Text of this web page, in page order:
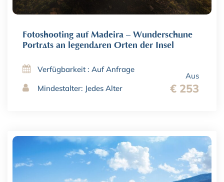
Fotoshooting auf Madeira – Wunderschöne
Porträts an legendären Orten der Insel
Aus
€ 253
Verfügbarkeit : Auf Anfrage
Mindestalter: Jedes Alter